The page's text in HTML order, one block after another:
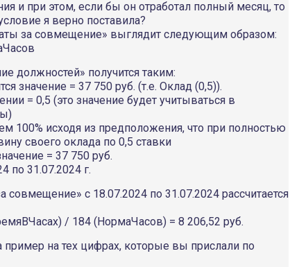
и при этом, если бы он отработал полный месяц, то
я верно поставила?
за совмещение» выглядит следующим образом:
должностей» получится таким:
значение = 37 750 руб. (т.е. Оклад (0,5)).
= 0,5 (это значение будет учитываться в
исходя из предположения, что при полностью
своего оклада по 0,5 ставки
= 37 750 руб.
по 31.07.2024 г.
с 18.07.2024 по 31.07.2024 рассчитается
/ 184 (НормаЧасов) = 8 206,52 руб.
пример на тех цифрах, которые вы прислали по